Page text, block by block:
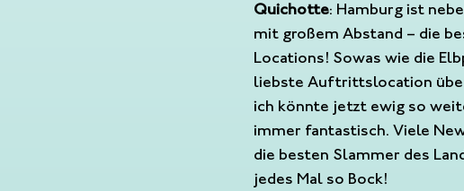
Quichotte: Hamburg ist
mit großem Abstand – die
Locations! Sowas wie die
liebste Auftrittslocation
ich könnte jetzt ewig so
immer fantastisch. Viele
die besten Slammer des
jedes Mal so Bock!